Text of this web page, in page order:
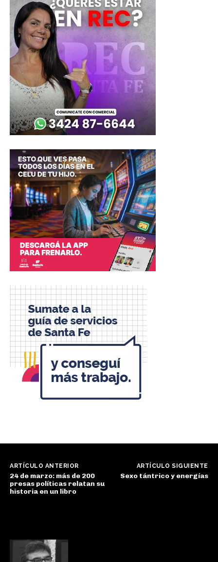
ARTÍCULO ANTERIOR
24 de marzo: más de 200
presas políticas relatan su
historia en un libro
ARTÍCULO SIGUIENTE
Sexo tántrico y energías